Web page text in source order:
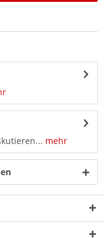
mehr